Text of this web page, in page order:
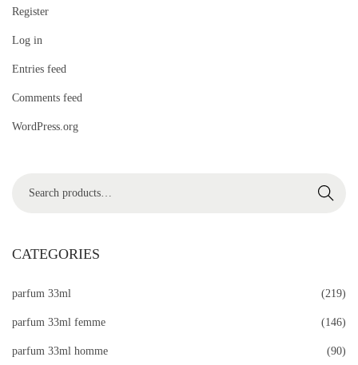
Register
Log in
Entries feed
Comments feed
WordPress.org
r
h
Search
CATEGORIES
parfum 33ml (219)
parfum 33ml femme (146)
parfum 33ml homme (90)